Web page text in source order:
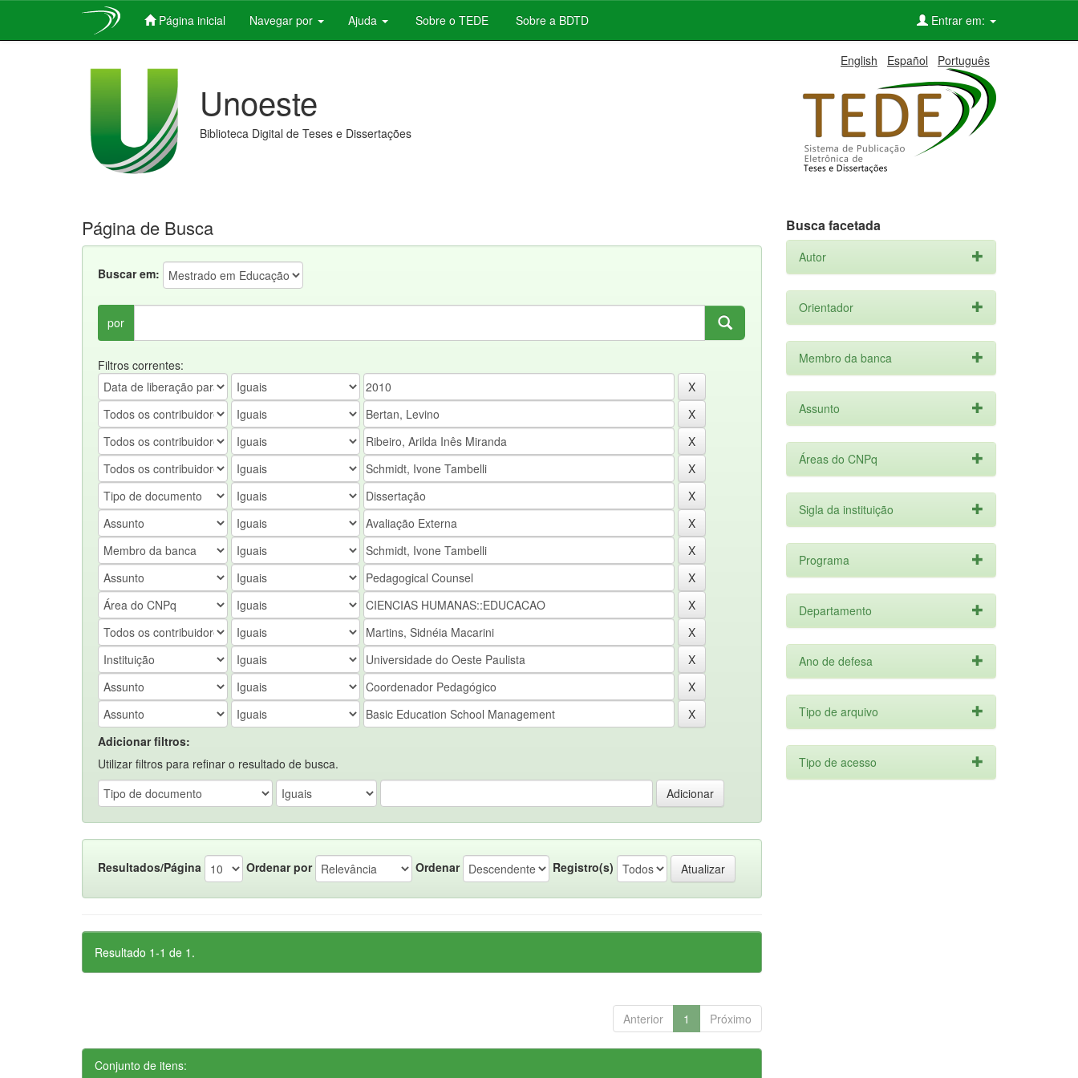
Página inicial Navegar por Ajuda Sobre o TEDE Sobre a BDTD Entrar em:
English Español Português
Unoeste
Biblioteca Digital de Teses e Dissertações
Página de Busca
Buscar em:
por
Filtros correntes:
Adicionar filtros:
Utilizar filtros para refinar o resultado de busca.
Resultados/Página Ordenar por Ordenar Registro(s)
Resultado 1-1 de 1.
Anterior 1 Próximo
Conjunto de itens:
Busca facetada
Autor
Orientador
Membro da banca
Assunto
Áreas do CNPq
Sigla da instituição
Programa
Departamento
Ano de defesa
Tipo de arquivo
Tipo de acesso